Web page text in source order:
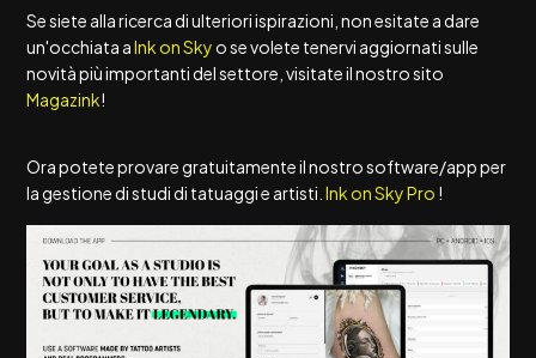
Se siete alla ricerca di ulteriori ispirazioni, non esitate a dare
un'occhiata aInk on Sky o se volete tenervi aggiornati sulle
novità più importanti del settore, visitate il nostro sito
Magazink!
Ora potete provare gratuitamente il nostro software/app per
la gestione di studi di tatuaggi e artisti. Ink on Sky Pro !